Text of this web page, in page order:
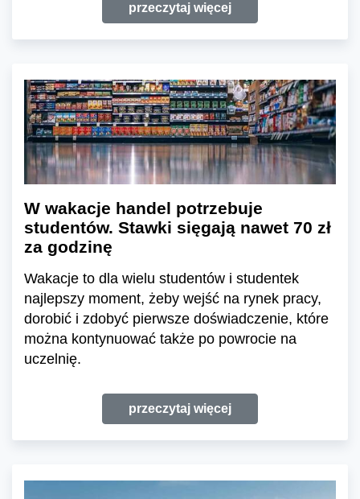
przeczytaj więcej
W wakacje handel potrzebuje
studentów. Stawki sięgają nawet 70 zł
za godzinę
Wakacje to dla wielu studentów i studentek
najlepszy moment, żeby wejść na rynek pracy,
dorobić i zdobyć pierwsze doświadczenie, które
można kontynuować także po powrocie na
uczelnię.
przeczytaj więcej